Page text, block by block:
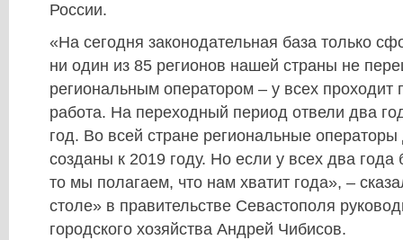
России.
«На сегодня законодательная база только
ни один из 85 регионов нашей страны не
региональным оператором – у всех проходит
работа. На переходный период отвели два
год. Во всей стране региональные
созданы к 2019 году. Но если у всех два
то мы полагаем, что нам хватит года», –
столе» в правительстве Севастополя
городского хозяйства Андрей Чибисов.